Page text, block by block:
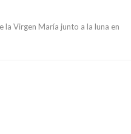
la Virgen María junto a la luna en